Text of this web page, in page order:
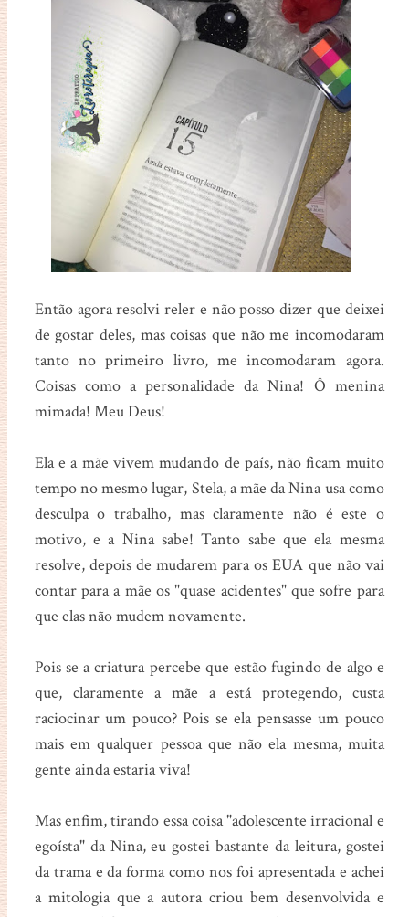
Então agora resolvi reler e não posso dizer que deixei
de gostar deles, mas coisas que não me incomodaram
tanto no primeiro livro, me incomodaram agora.
Coisas como a personalidade da Nina! Ô menina
mimada! Meu Deus!
Ela e a mãe vivem mudando de país, não ficam muito
tempo no mesmo lugar, Stela, a mãe da Nina usa como
desculpa o trabalho, mas claramente não é este o
motivo, e a Nina sabe! Tanto sabe que ela mesma
resolve, depois de mudarem para os EUA que não vai
contar para a mãe os "quase acidentes" que sofre para
que elas não mudem novamente.
Pois se a criatura percebe que estão fugindo de algo e
que, claramente a mãe a está protegendo, custa
raciocinar um pouco? Pois se ela pensasse um pouco
mais em qualquer pessoa que não ela mesma, muita
gente ainda estaria viva!
Mas enfim, tirando essa coisa "adolescente irracional e
egoísta" da Nina, eu gostei bastante da leitura, gostei
da trama e da forma como nos foi apresentada e achei
a mitologia que a autora criou bem desenvolvida e